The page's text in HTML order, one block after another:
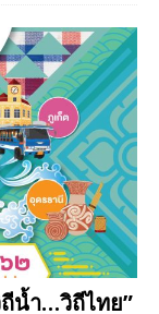
น้ำ…วิถีไทย”